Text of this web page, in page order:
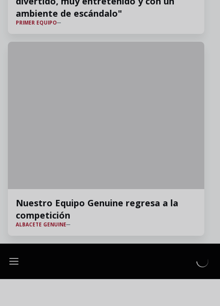
ambiente de escándalo"
PRIMER EQUIPO
Nuestro Equipo Genuine regresa a la
competición
ALBACETE GENUINE